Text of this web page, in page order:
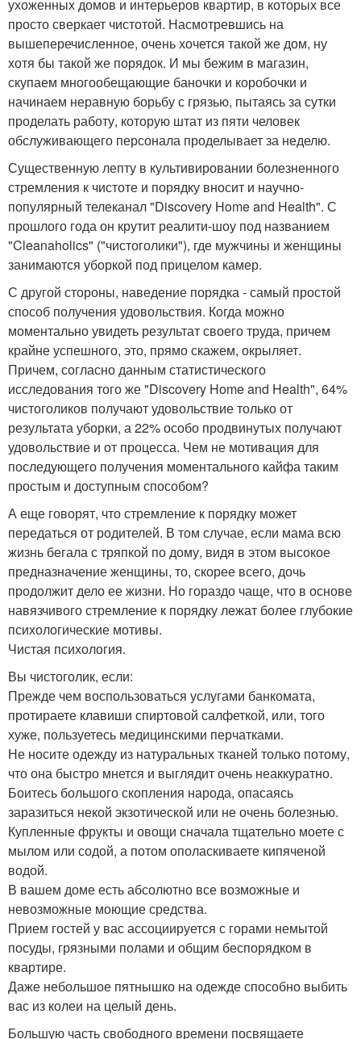
ухоженных домов и интерьеров квартир, в которых все
просто сверкает чистотой. Насмотревшись на
вышеперечисленное, очень хочется такой же дом, ну
хотя бы такой же порядок. И мы бежим в магазин,
скупаем многообещающие баночки и коробочки и
начинаем неравную борьбу с грязью, пытаясь за сутки
проделать работу, которую штат из пяти человек
обслуживающего персонала проделывает за неделю.
Существенную лепту в культивировании болезненного
стремления к чистоте и порядку вносит и научно-
популярный телеканал "Discovery Home and Health". С
прошлого года он крутит реалити-шоу под названием
"Cleanaholics" ("чистоголики"), где мужчины и женщины
занимаются уборкой под прицелом камер.
С другой стороны, наведение порядка - самый простой
способ получения удовольствия. Когда можно
моментально увидеть результат своего труда, причем
крайне успешного, это, прямо скажем, окрыляет.
Причем, согласно данным статистического
исследования того же "Discovery Home and Health", 64%
чистоголиков получают удовольствие только от
результата уборки, а 22% особо продвинутых получают
удовольствие и от процесса. Чем не мотивация для
последующего получения моментального кайфа таким
простым и доступным способом?
А еще говорят, что стремление к порядку может
передаться от родителей. В том случае, если мама всю
жизнь бегала с тряпкой по дому, видя в этом высокое
предназначение женщины, то, скорее всего, дочь
продолжит дело ее жизни. Но гораздо чаще, что в основе
навязчивого стремление к порядку лежат более глубокие
психологические мотивы.
Чистая психология.
Вы чистоголик, если:
Прежде чем воспользоваться услугами банкомата,
протираете клавиши спиртовой салфеткой, или, того
хуже, пользуетесь медицинскими перчатками.
Не носите одежду из натуральных тканей только потому,
что она быстро мнется и выглядит очень неаккуратно.
Боитесь большого скопления народа, опасаясь
заразиться некой экзотической или не очень болезнью.
Купленные фрукты и овощи сначала тщательно моете с
мылом или содой, а потом ополаскиваете кипяченой
водой.
В вашем доме есть абсолютно все возможные и
невозможные моющие средства.
Прием гостей у вас ассоциируется с горами немытой
посуды, грязными полами и общим беспорядком в
квартире.
Даже небольшое пятнышко на одежде способно выбить
вас из колеи на целый день.
Большую часть свободного времени посвящаете